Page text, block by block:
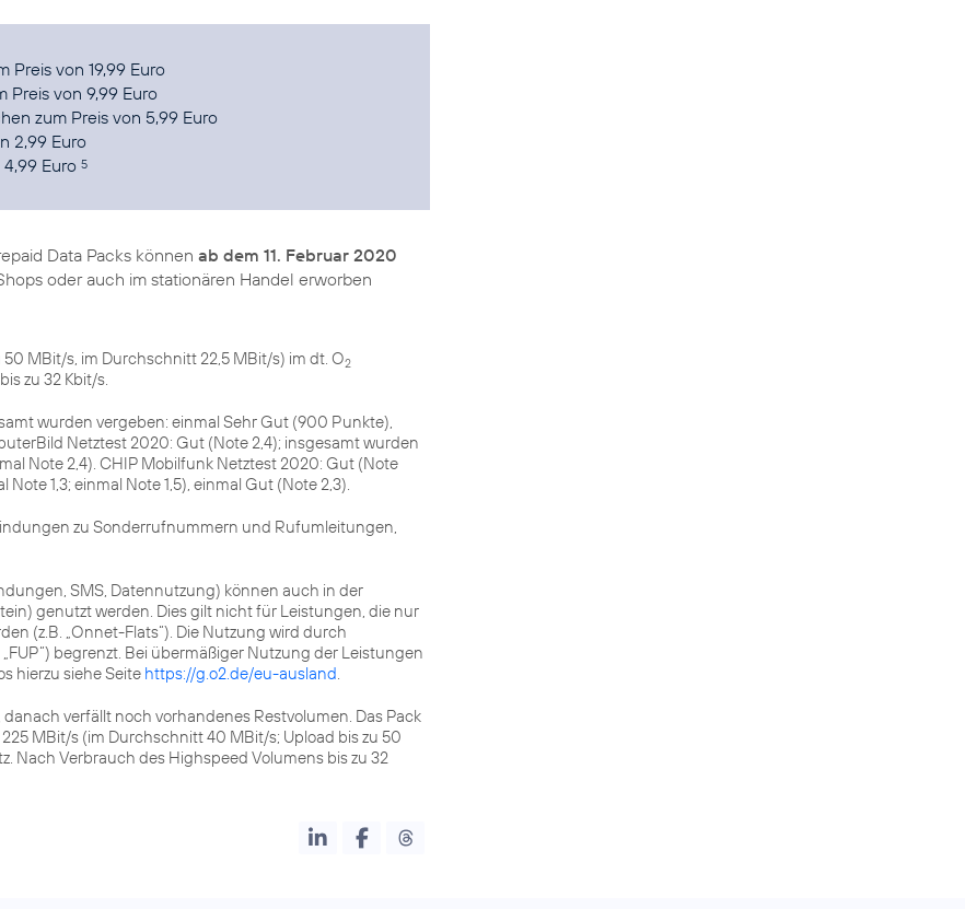
Preis von 19,99 Euro
Preis von 9,99 Euro
zum Preis von 5,99 Euro
2,99 Euro
Euro 5
Data Packs können ab dem 11. Februar 2020
oder auch im stationären Handel erworben
MBit/s, im Durchschnitt 22,5 MBit/s) im dt. O2
zu 32 Kbit/s.
wurden vergeben: einmal Sehr Gut (900 Punkte),
Netztest 2020: Gut (Note 2,4); insgesamt wurden
Note 2,4). CHIP Mobilfunk Netztest 2020: Gut (Note
1,3; einmal Note 1,5), einmal Gut (Note 2,3).
zu Sonderrufnummern und Rufumleitungen,
SMS, Datennutzung) können auch in der
genutzt werden. Dies gilt nicht für Leistungen, die nur
(z.B. „Onnet-Flats“). Die Nutzung wird durch
begrenzt. Bei übermäßiger Nutzung der Leistungen
hierzu siehe Seite https://g.o2.de/eu-ausland.
verfällt noch vorhandenes Restvolumen. Das Pack
MBit/s (im Durchschnitt 40 MBit/s; Upload bis zu 50
Nach Verbrauch des Highspeed Volumens bis zu 32